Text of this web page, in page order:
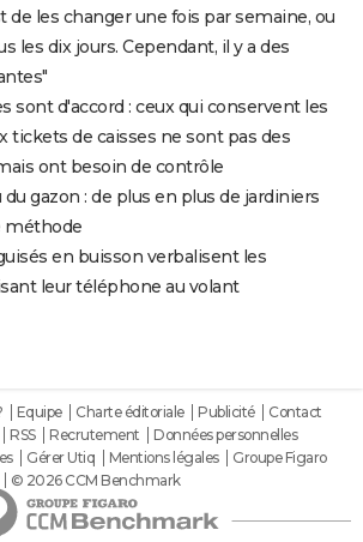
de les changer une fois par semaine, ou
les dix jours. Cependant, il y a des
sont d'accord : ceux qui conservent les
tickets de caisses ne sont pas des
ont besoin de contrôle
gazon : de plus en plus de jardiniers
méthode
en buisson verbalisent les
leur téléphone au volant
Equipe Charte éditoriale Publicité
Contact
RSS Recrutement
Données personnelles
Gérer Utiq Mentions légales
Groupe Figaro
© 2026 CCM Benchmark